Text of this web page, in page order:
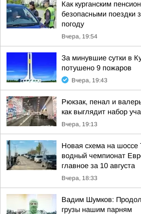
Как курганским
безопасными поездки
погоду
Вчера, 19:54
За минувшие сутки в
потушено 9 пожаров
Вчера, 19:43
Рюкзак, пенал и
как выглядит набор
Вчера, 19:13
Новая схема на шоссе
водный чемпионат
главное за 10 августа
Вчера, 18:33
Вадим Шумков:
грузы нашим парням